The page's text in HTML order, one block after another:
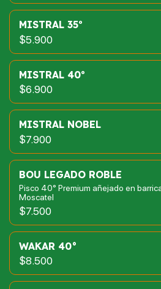
MISTRAL 35º
$5.900
MISTRAL 40º
$6.900
MISTRAL NOBEL
$7.900
BOU LEGADO ROBLE
Pisco 40° Premium añejado en barricas de
Moscatel
$7.500
WAKAR 40°
$8.500